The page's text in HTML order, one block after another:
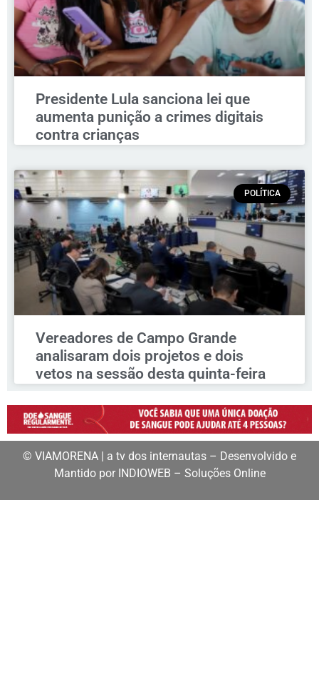
Presidente Lula sanciona lei que
aumenta punição a crimes digitais
contra crianças
POLÍTICA
Vereadores de Campo Grande
analisaram dois projetos e dois
vetos na sessão desta quinta-feira
© VIAMORENA | a tv dos internautas – Desenvolvido e
Mantido por INDIOWEB – Soluções Online